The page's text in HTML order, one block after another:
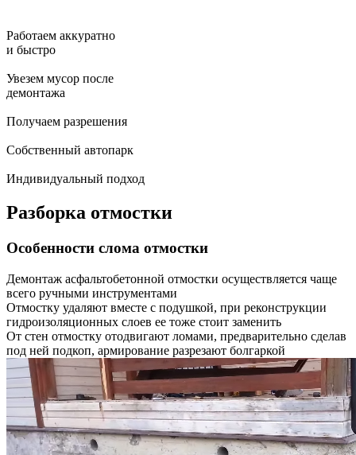
Работаем аккуратно
и быстро
Увезем мусор после
демонтажа
Получаем разрешения
Собственный автопарк
Индивидуальный подход
Разборка отмостки
Особенности слома отмостки
Демонтаж асфальтобетонной отмостки осуществляется чаще
всего ручными инструментами
Отмостку удаляют вместе с подушкой, при реконструкции
гидроизоляционных слоев ее тоже стоит заменить
От стен отмостку отодвигают ломами, предварительно сделав
под ней подкоп, армирование разрезают болгаркой